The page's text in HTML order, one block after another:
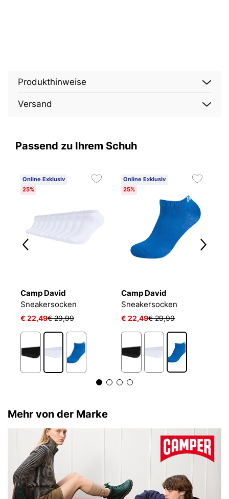
Produkthinweise
Versand
Passend zu Ihrem Schuh
Online Exklusiv
25%
Camp David
Sneakersocken
€ 22,49€ 29,99
Online Exklusiv
25%
Camp David
Sneakersocken
€ 22,49€ 29,99
Mehr von der Marke